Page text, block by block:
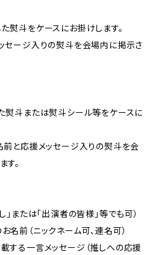
斗をケースにお掛けします。
セージ入りの熨斗を会場内に掲示さ
熨斗または熨斗シール等をケースに
前と応援メッセージ入りの熨斗を会
す。
または「出演者の皆様」等でも可）
前（ニックネーム可、連名可）
する一言メッセージ（推しへの応援